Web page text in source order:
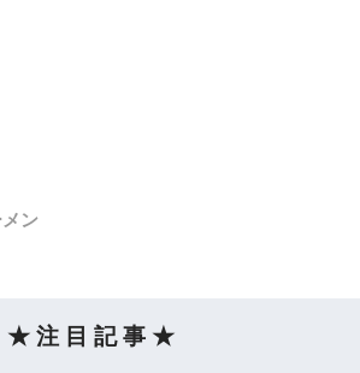
ン
★ 注 目 記 事 ★